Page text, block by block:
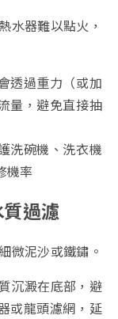
水器難以點火，
透過重力（或加
量，避免直接抽
洗碗機、洗衣機
機率
過濾
微泥沙或鐵鏽。
沉澱在底部，避
或龍頭濾網，延